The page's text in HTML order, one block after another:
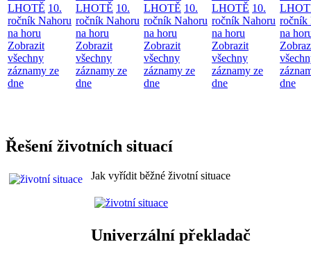
LHOTĚ 10.
ročník Nahoru
na horu
Zobrazit
všechny
záznamy ze
dne
LHOTĚ 10.
ročník Nahoru
na horu
Zobrazit
všechny
záznamy ze
dne
LHOTĚ 10.
ročník Nahoru
na horu
Zobrazit
všechny
záznamy ze
dne
LHOTĚ 10.
ročník Nahoru
na horu
Zobrazit
všechny
záznamy ze
dne
ročník
na
dne
Řešení životních situací
Jak vyřídit běžné životní situace
Univerzální překladač